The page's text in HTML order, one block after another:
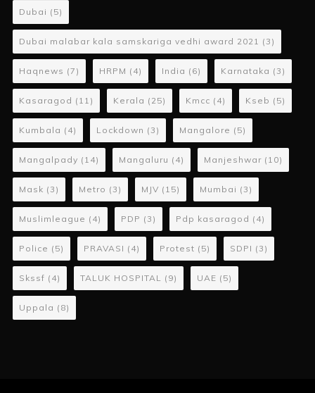
Dubai (5)
Dubai malabar kala samskariga vedhi award 2021 (3)
Haqnews (7) HRPM (4) India (6) Karnataka (3)
Kasaragod (11) Kerala (25) Kmcc (4) Kseb (5)
Kumbala (4) Lockdown (3) Mangalore (5)
Mangalpady (14) Mangaluru (4) Manjeshwar (10)
Mask (3) Metro (3) MJV (15) Mumbai (3)
Muslimleague (4) PDP (3) Pdp kasaragod (4)
Police (5) PRAVASI (4) Protest (5) SDPI (3)
Skssf (4) TALUK HOSPITAL (9) UAE (5)
Uppala (8)